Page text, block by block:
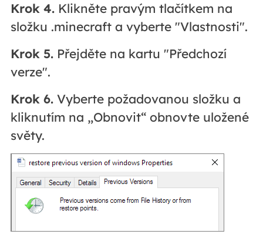
Krok 4.Klikněte pravým tlačítkem na
složku .minecraft a vyberte "Vlastnosti".
Krok 5.Přejděte na kartu "Předchozí
verze".
Krok 6.Vyberte požadovanou složku a
kliknutím na „Obnovit“ obnovte uložené
světy.